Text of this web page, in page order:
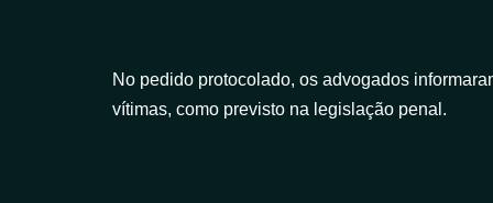
No pedido protocolado, os advogados
vítimas, como previsto na legislação penal.